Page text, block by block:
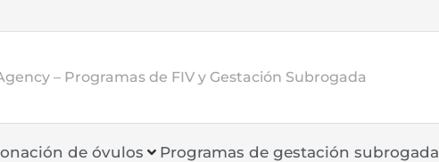
– Programas de FIV y Gestación Subrogada
de óvulos Programas de gestación subrogada